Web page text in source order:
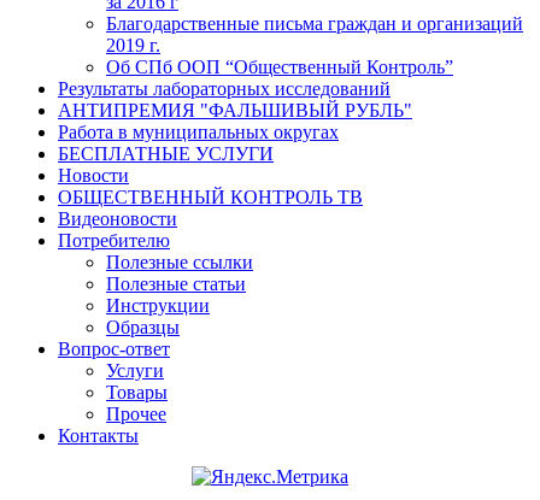
Благодарственные письма граждан и организаций
2019 г.
Об СПб ООП “Общественный Контроль”
Результаты лабораторных исследований
АНТИПРЕМИЯ "ФАЛЬШИВЫЙ РУБЛЬ"
Работа в муниципальных округах
БЕСПЛАТНЫЕ УСЛУГИ
Новости
ОБЩЕСТВЕННЫЙ КОНТРОЛЬ ТВ
Видеоновости
Потребителю
Полезные ссылки
Полезные статьи
Инструкции
Образцы
Вопрос-ответ
Услуги
Товары
Прочее
Контакты